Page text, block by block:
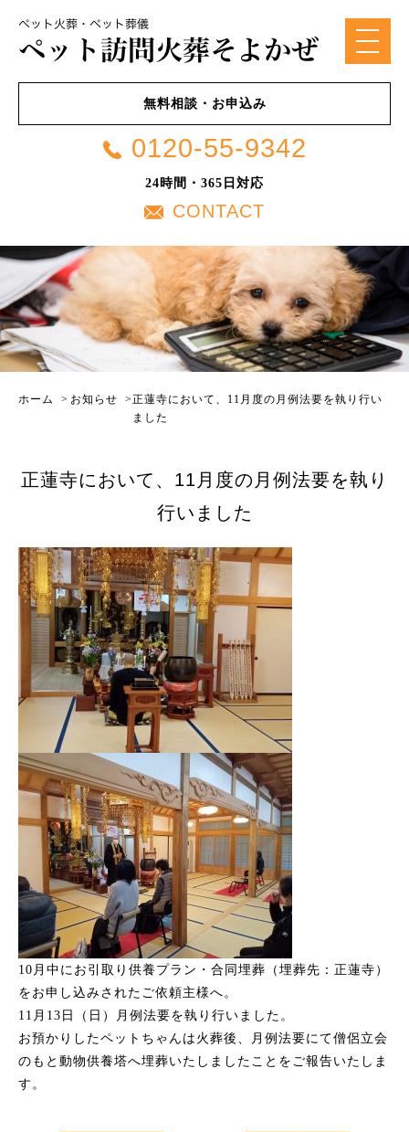
無料相談・お申込み
0120-55-9342
24時間・365日対応
CONTACT
ホーム > お知らせ > 正蓮寺において、11月度の月例法要を執り行い
ました
正蓮寺において、11月度の月例法要を執り
行いました
10月中にお引取り供養プラン・合同埋葬（埋葬先：正蓮寺）
をお申し込みされたご依頼主様へ。
11月13日（日）月例法要を執り行いました。
お預かりしたペットちゃんは火葬後、月例法要にて僧侶立会
のもと動物供養塔へ埋葬いたしましたことをご報告いたしま
す。